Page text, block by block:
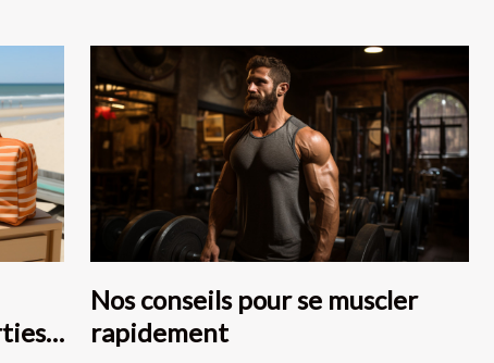
à
Nos conseils pour se muscler
rapidement